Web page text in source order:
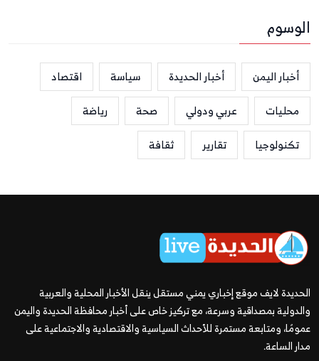
الوسوم
أخبار اليمن أخبار الحديدة سياسة
اقتصاد
محليات
عربي ودولي صحة
رياضة
تكنولوجيا
تقارير ثقافة
الحديدة لايف موقع إخباري يمني مستقل ينقل الأخبار المحلية والعربية
والدولية بمصداقية وسرعة، مع تركيز خاص على أخبار محافظة الحديدة واليمن
عمومًا، ومتابعة مستمرة للأحداث السياسية والاقتصادية والاجتماعية على
مدار الساعة.